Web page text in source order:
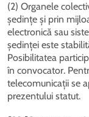
(2) Organele
ședințe și prin
electronică sau
ședinței este
Posibilitatea
în convocator.
telecomunicații se
prezentului statut.